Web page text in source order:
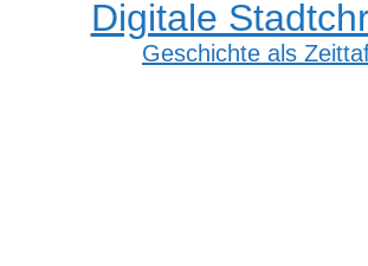
Digitale
Geschichte als